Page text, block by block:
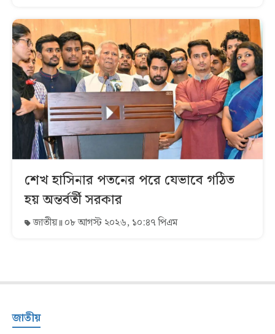
শেখ হাসিনার পতনের পরে যেভাবে গঠিত
হয় অন্তর্বর্তী সরকার
জাতীয় ০৮ আগস্ট ২০২৬, ১০:৪৭ পিএম
জাতীয়